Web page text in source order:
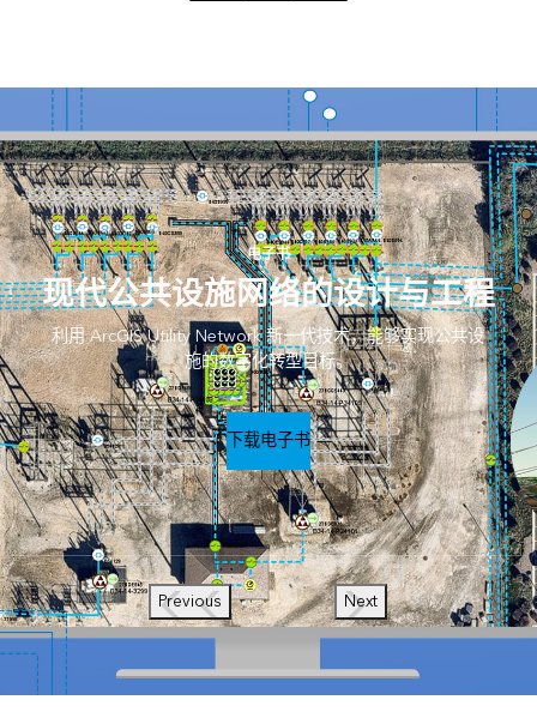
电子书
现代公共设施网络的设计与工程
利用 ArcGIS Utility Network 新一代技术，能够实现公共设
施的数字化转型目标。
下载电子书
Previous Next